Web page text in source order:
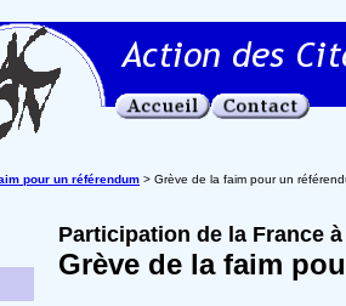
pour un référendum > Grève de la faim pour un
Participation de la France
Grève de la faim